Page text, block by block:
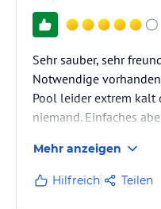
Sehr sauber, sehr
Notwendige
Pool leider extrem kalt
niemand. Einfaches
gekommen, aber sehr
Restaurants. Preis/
ohne die
Mehr anzeigen
Hilfreich Teilen